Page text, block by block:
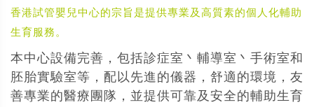
香港試管嬰兒中心的宗旨是提供專業及高質素的個人化輔助
生育服務。
本中心設備完善，包括診症室丶輔導室丶手術室和
胚胎實驗室等，配以先進的儀器，舒適的環境，友
善專業的醫療團隊，並提供可靠及安全的輔助生育